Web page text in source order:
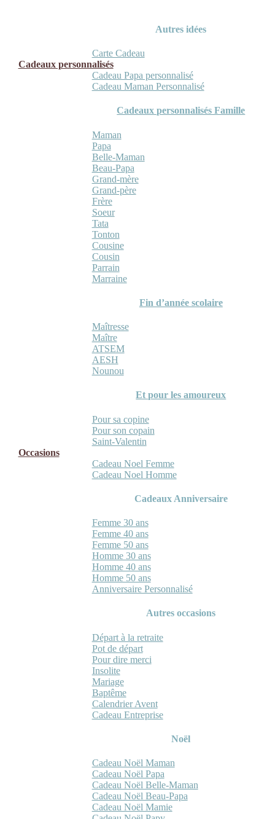
Autres idées
Carte Cadeau
Cadeaux personnalisés
Cadeau Papa personnalisé
Cadeau Maman Personnalisé
Cadeaux personnalisés Famille
Maman
Papa
Belle-Maman
Beau-Papa
Grand-mère
Grand-père
Frère
Soeur
Tata
Tonton
Cousine
Cousin
Parrain
Marraine
Fin d’année scolaire
Maîtresse
Maître
ATSEM
AESH
Nounou
Et pour les amoureux
Pour sa copine
Pour son copain
Saint-Valentin
Occasions
Cadeau Noel Femme
Cadeau Noel Homme
Cadeaux Anniversaire
Femme 30 ans
Femme 40 ans
Femme 50 ans
Homme 30 ans
Homme 40 ans
Homme 50 ans
Anniversaire Personnalisé
Autres occasions
Départ à la retraite
Pot de départ
Pour dire merci
Insolite
Mariage
Baptême
Calendrier Avent
Cadeau Entreprise
Noël
Cadeau Noël Maman
Cadeau Noël Papa
Cadeau Noël Belle-Maman
Cadeau Noël Beau-Papa
Cadeau Noël Mamie